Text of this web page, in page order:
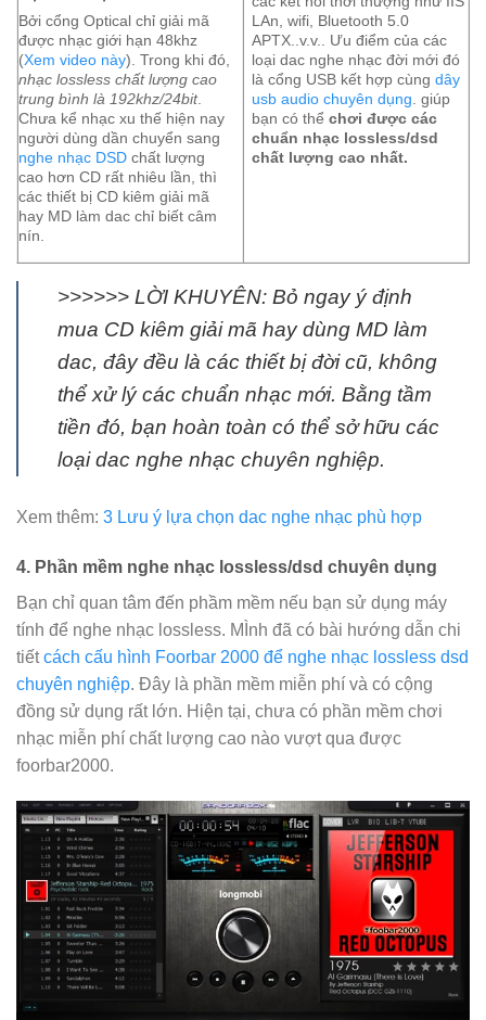
Bởi cổng Optical chỉ giải mã
được nhạc giới hạn 48khz
(Xem video này). Trong khi đó,
nhạc lossless chất lượng cao
trung bình là 192khz/24bit.
Chưa kể nhạc xu thế hiện nay
người dùng dần chuyển sang
nghe nhạc DSD chất lượng
cao hơn CD rất nhiêu lần, thì
các thiết bị CD kiêm giải mã
hay MD làm dac chỉ biết câm
nín.
LAn, wifi, Bluetooth 5.0
APTX..v.v.. Ưu điểm của các
loại dac nghe nhạc đời mới đó
là cổng USB kết hợp cùngdây
usb audio chuyên dụng. giúp
bạn có thểchơi được các
chuẩn nhạc lossless/dsd
chất lượng cao nhất.
>>>>>> LỜI KHUYÊN: Bỏ ngay ý định
mua CD kiêm giải mã hay dùng MD làm
dac, đây đều là các thiết bị đời cũ, không
thể xử lý các chuẩn nhạc mới. Bằng tầm
tiền đó, bạn hoàn toàn có thể sở hữu các
loại dac nghe nhạc chuyên nghiệp.
Xem thêm: 3 Lưu ý lựa chọn dac nghe nhạc phù hợp
4. Phần mềm nghe nhạc lossless/dsd chuyên dụng
Bạn chỉ quan tâm đến phầm mềm nếu bạn sử dụng máy
tính để nghe nhạc lossless. MÌnh đã có bài hướng dẫn chi
tiếtcách cấu hình Foorbar 2000 để nghe nhạc lossless dsd
chuyên nghiệp. Đây là phần mềm miễn phí và có cộng
đồng sử dụng rất lớn. Hiện tại, chưa có phần mềm chơi
nhạc miễn phí chất lượng cao nào vượt qua được
foorbar2000.